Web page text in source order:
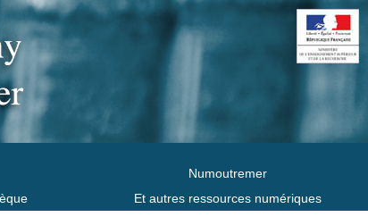
Numoutremer
Et autres ressources numériques